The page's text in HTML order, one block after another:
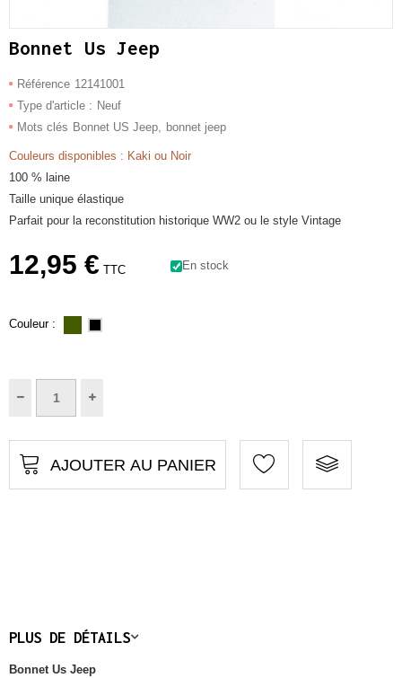
Bonnet Us Jeep
Référence 12141001
Type d'article : Neuf
Mots clés Bonnet US Jeep bonnet jeep
Couleurs disponibles : Kaki ou Noir
100 % laine
Taille unique élastique
Parfait pour la reconstitution historique WW2 ou le style Vintage
12,95 € TTC En stock
Couleur :
AJOUTER AU PANIER
PLUS DE DÉTAILS
Bonnet Us Jeep